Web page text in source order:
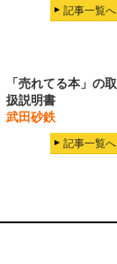
記事一覧へ
「売れてる本」の取
扱説明書
武田砂鉄
記事一覧へ